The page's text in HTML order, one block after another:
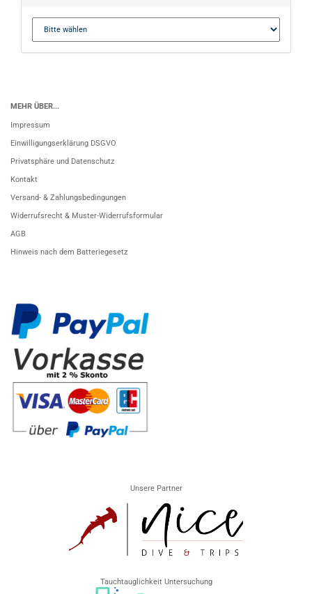
MEHR ÜBER...
Impressum
Einwilligungserklärung DSGVO
Privatsphäre und Datenschutz
Kontakt
Versand- & Zahlungsbedingungen
Widerrufsrecht & Muster-Widerrufsformular
AGB
Hinweis nach dem Batteriegesetz
Unsere Partner
Tauchtauglichkeit Untersuchung